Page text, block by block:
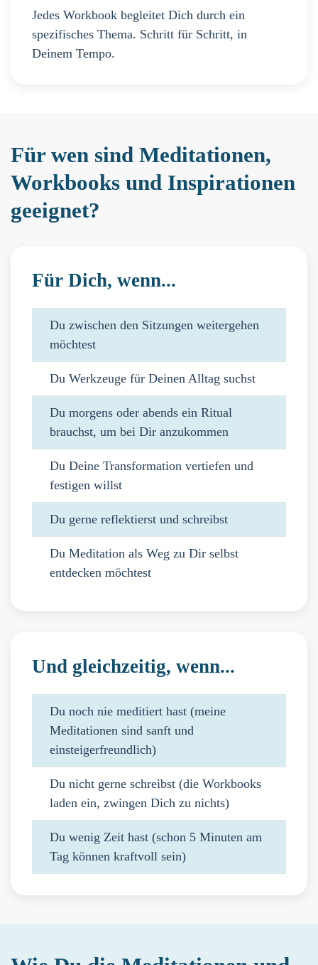
Jedes Workbook begleitet Dich durch ein
spezifisches Thema. Schritt für Schritt, in
Deinem Tempo.
Für wen sind Meditationen,
Workbooks und Inspirationen
geeignet?
Für Dich, wenn...
Du zwischen den Sitzungen weitergehen
möchtest
Du Werkzeuge für Deinen Alltag suchst
Du morgens oder abends ein Ritual
brauchst, um bei Dir anzukommen
Du Deine Transformation vertiefen und
festigen willst
Du gerne reflektierst und schreibst
Du Meditation als Weg zu Dir selbst
entdecken möchtest
Und gleichzeitig, wenn...
Du noch nie meditiert hast (meine
Meditationen sind sanft und
einsteigerfreundlich)
Du nicht gerne schreibst (die Workbooks
laden ein, zwingen Dich zu nichts)
Du wenig Zeit hast (schon 5 Minuten am
Tag können kraftvoll sein)